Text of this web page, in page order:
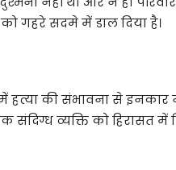
गहरे सदमे में डाल दिया है।
की संभावना से इनकार
व्यक्ति को हिरासत